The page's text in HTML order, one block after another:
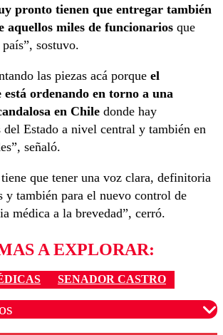
pronto tienen que entregar también
aquellos miles de funcionarios que
sostuvo.
las piezas acá porque el
está ordenando en torno a una
en Chile donde hay
del Estado a nivel central y también en
señaló.
que tener una voz clara, definitoria
y también para el nuevo control de
médica a la brevedad”, cerró.
A EXPLORAR:
SENADOR CASTRO